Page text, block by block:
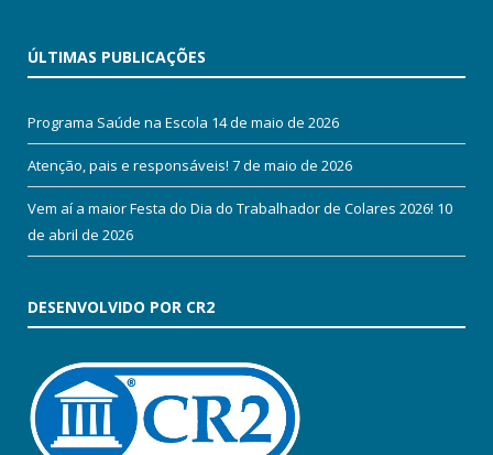
ÚLTIMAS PUBLICAÇÕES
Programa Saúde na Escola 14 de maio de 2026
Atenção, pais e responsáveis! 7 de maio de 2026
Vem aí a maior Festa do Dia do Trabalhador de Colares 2026! 10
de abril de 2026
DESENVOLVIDO POR CR2